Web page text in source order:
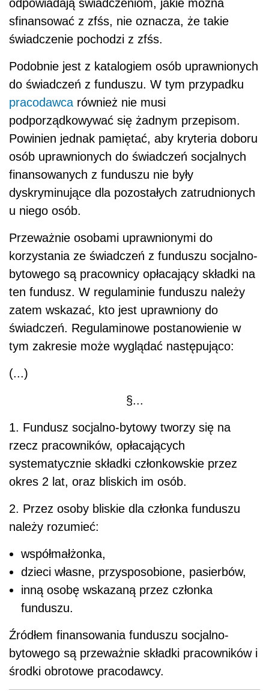
odpowiadają świadczeniom, jakie można
sfinansować z zfśs, nie oznacza, że takie
świadczenie pochodzi z zfśs.
Podobnie jest z katalogiem osób uprawnionych
do świadczeń z funduszu. W tym przypadku
pracodawca również nie musi
podporządkowywać się żadnym przepisom.
Powinien jednak pamiętać, aby kryteria doboru
osób uprawnionych do świadczeń socjalnych
finansowanych z funduszu nie były
dyskryminujące dla pozostałych zatrudnionych
u niego osób.
Przeważnie osobami uprawnionymi do
korzystania ze świadczeń z funduszu socjalno-
bytowego są pracownicy opłacający składki na
ten fundusz. W regulaminie funduszu należy
zatem wskazać, kto jest uprawniony do
świadczeń. Regulaminowe postanowienie w
tym zakresie może wyglądać następująco:
(...)
§...
1. Fundusz socjalno-bytowy tworzy się na
rzecz pracowników, opłacających
systematycznie składki członkowskie przez
okres 2 lat, oraz bliskich im osób.
2. Przez osoby bliskie dla członka funduszu
należy rozumieć:
współmałżonka,
dzieci własne, przysposobione, pasierbów,
inną osobę wskazaną przez członka
funduszu.
Źródłem finansowania funduszu socjalno-
bytowego są przeważnie składki pracowników i
środki obrotowe pracodawcy.